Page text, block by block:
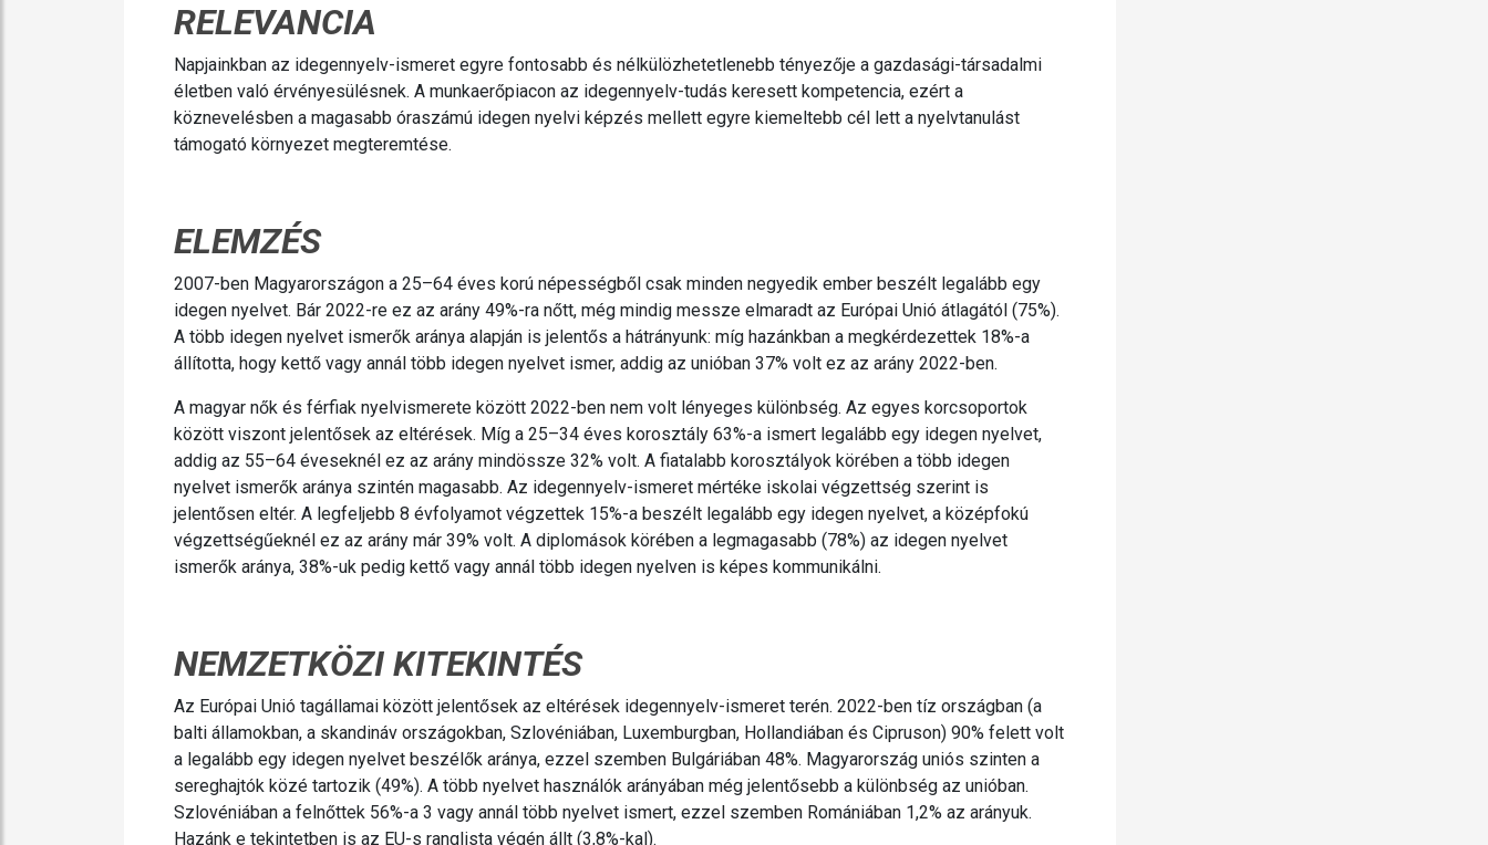
RELEVANCIA
Napjainkban az idegennyelv-ismeret egyre fontosabb és nélkülözhetetlenebb tényezője a gazdasági-társadalmi
életben való érvényesülésnek. A munkaerőpiacon az idegennyelv-tudás keresett kompetencia, ezért a
köznevelésben a magasabb óraszámú idegen nyelvi képzés mellett egyre kiemeltebb cél lett a nyelvtanulást
támogató környezet megteremtése.
ELEMZÉS
2007-ben Magyarországon a 25–64 éves korú népességből csak minden negyedik ember beszélt legalább egy
idegen nyelvet. Bár 2022-re ez az arány 49%-ra nőtt, még mindig messze elmaradt az Európai Unió átlagától (75%).
A több idegen nyelvet ismerők aránya alapján is jelentős a hátrányunk: míg hazánkban a megkérdezettek 18%-a
állította, hogy kettő vagy annál több idegen nyelvet ismer, addig az unióban 37% volt ez az arány 2022-ben.
A magyar nők és férfiak nyelvismerete között 2022-ben nem volt lényeges különbség. Az egyes korcsoportok
között viszont jelentősek az eltérések. Míg a 25–34 éves korosztály 63%-a ismert legalább egy idegen nyelvet,
addig az 55–64 éveseknél ez az arány mindössze 32% volt. A fiatalabb korosztályok körében a több idegen
nyelvet ismerők aránya szintén magasabb. Az idegennyelv-ismeret mértéke iskolai végzettség szerint is
jelentősen eltér. A legfeljebb 8 évfolyamot végzettek 15%-a beszélt legalább egy idegen nyelvet, a középfokú
végzettségűeknél ez az arány már 39% volt. A diplomások körében a legmagasabb (78%) az idegen nyelvet
ismerők aránya, 38%-uk pedig kettő vagy annál több idegen nyelven is képes kommunikálni.
NEMZETKÖZI KITEKINTÉS
Az Európai Unió tagállamai között jelentősek az eltérések idegennyelv-ismeret terén. 2022-ben tíz országban (a
balti államokban, a skandináv országokban, Szlovéniában, Luxemburgban, Hollandiában és Cipruson) 90% felett volt
a legalább egy idegen nyelvet beszélők aránya, ezzel szemben Bulgáriában 48%. Magyarország uniós szinten a
sereghajtók közé tartozik (49%). A több nyelvet használók arányában még jelentősebb a különbség az unióban.
Szlovéniában a felnőttek 56%-a 3 vagy annál több nyelvet ismert, ezzel szemben Romániában 1,2% az arányuk.
Hazánk e tekintetben is az EU-s ranglista végén állt (3,8%-kal).